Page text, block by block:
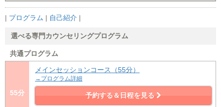
| プログラム | 自己紹介 |
選べる専門カウンセリングプログラム
共通プログラム
55分
メインセッションコース（55分）
→プログラム詳細
予約する＆日程を見る